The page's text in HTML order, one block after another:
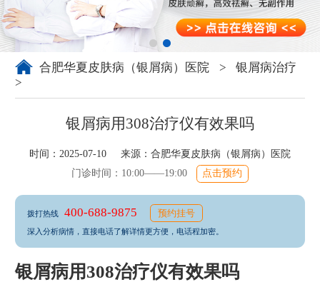
合肥华夏皮肤病（银屑病）医院 >
银屑病治疗
>
银屑病用308治疗仪有效果吗
时间：2025-07-10 来源： 合肥华夏皮肤病（银屑病）医院
门诊时间：10:00——19:00
点击预约
拨打热线 400-688-9875 预约挂号
深入分析病情，直接电话了解详情更方便，电话程加密。
银屑病用308治疗仪有效果吗